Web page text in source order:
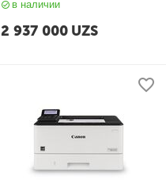
в наличии
2 937 000 UZS